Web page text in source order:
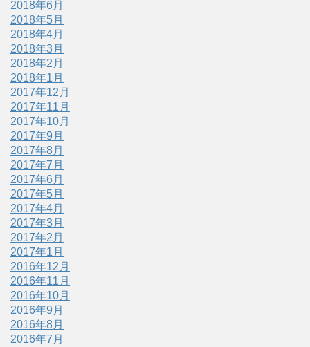
2018年6月
2018年5月
2018年4月
2018年3月
2018年2月
2018年1月
2017年12月
2017年11月
2017年10月
2017年9月
2017年8月
2017年7月
2017年6月
2017年5月
2017年4月
2017年3月
2017年2月
2017年1月
2016年12月
2016年11月
2016年10月
2016年9月
2016年8月
2016年7月